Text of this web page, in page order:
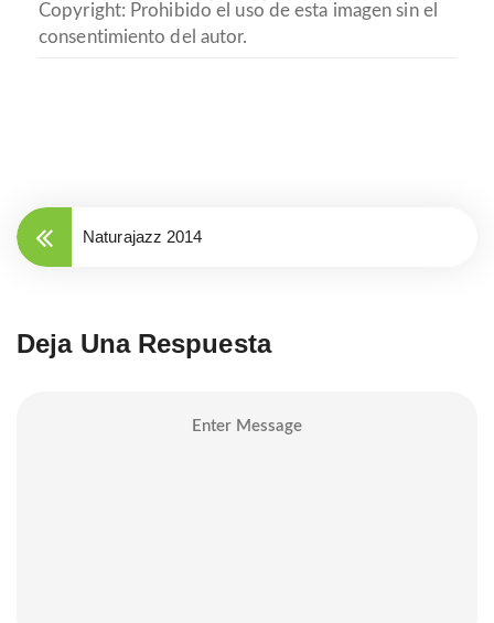
Copyright: Prohibido el uso de esta imagen sin el
consentimiento del autor.
Naturajazz 2014
Deja Una Respuesta